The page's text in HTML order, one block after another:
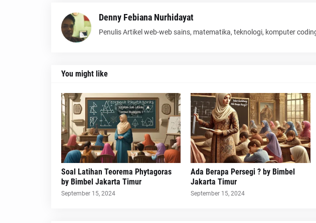
Denny Febiana Nurhidayat
Penulis Artikel web-web sains, matematika, teknologi, komputer
You might like
Soal Latihan Teorema Phytagoras
by Bimbel Jakarta Timur
September 15, 2024
Ada Berapa Persegi ? by Bimbel
Jakarta Timur
September 15, 2024